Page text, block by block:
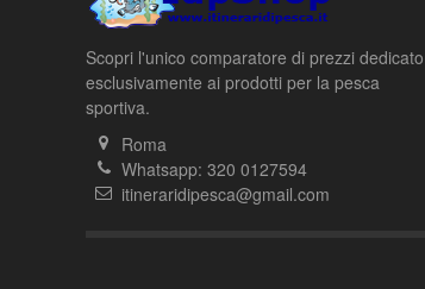
Scopri l'unico comparatore di prezzi dedicato
esclusivamente ai prodotti per la pesca
sportiva.
Roma
Whatsapp: 320 0127594
itineraridipesca@gmail.com